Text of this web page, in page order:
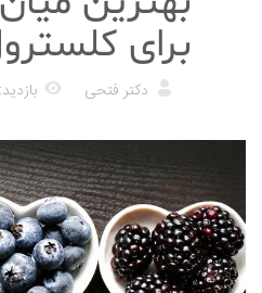
برای
دکتر فتحی بازدید: 1318